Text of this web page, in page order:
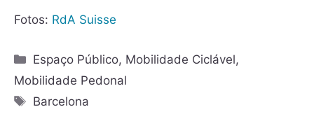
Fotos: RdA Suisse
Espaço Público, Mobilidade Ciclável,
Mobilidade Pedonal
Barcelona